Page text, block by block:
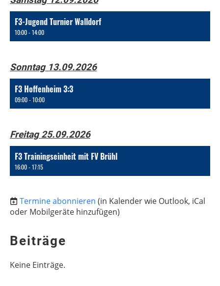
F3-Jugend Turnier Walldorf
10:00 - 14:00
Sonntag 13.09.2026
F3 Hoffenheim 3:3
09:00 - 10:00
Freitag 25.09.2026
F3 Trainingseinheit mit FV Brühl
16:00 - 17:15
Termine abonnieren (in Kalender wie Outlook, iCal
oder Mobilgeräte hinzufügen)
Beiträge
Keine Einträge.